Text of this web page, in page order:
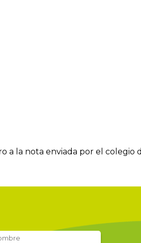
a la nota enviada por el colegio